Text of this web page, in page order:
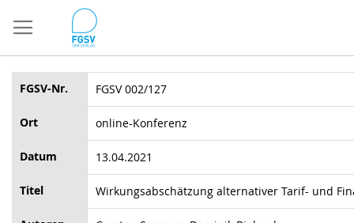
zum
Inhalt
FGSV-Nr. FGSV 002/127
Ort online-Konferenz
Datum 13.04.2021
Titel Wirkungsabschätzung alternativer Tarif- und